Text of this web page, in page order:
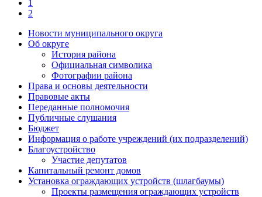
1
2
Новости муниципального округа
Об округе
История района
Официальная символика
Фотографии района
Права и основы деятельности
Правовые акты
Переданные полномочия
Публичные слушания
Бюджет
Информация о работе учреждений (их подразделений)
Благоустройство
Участие депутатов
Капитальный ремонт домов
Установка ограждающих устройств (шлагбаумы)
Проекты размещения ограждающих устройств